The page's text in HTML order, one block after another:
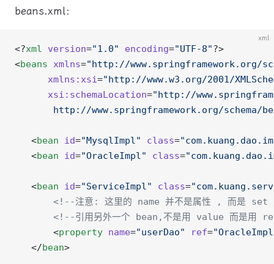
beans.xml：
xml
<?xml version="1.0" encoding="UTF-8"?>
<beans xmlns="http://www.springframework.org/
      xmlns:xsi
="http://www.w3.org/2001/
      xsi:schemaLocation
="http://
http://www.springframework.org/schema/
   <
bean id="MysqlImpl" class=
   <
bean id="OracleImpl" class=
   <
bean id="ServiceImpl" class=
<!--注意: 这里的 name 并不是属性 , 而是 set
<!--引用另外一个 bean,不是用 value 而是用
       <
property name="userDao" ref=
   </
bean>